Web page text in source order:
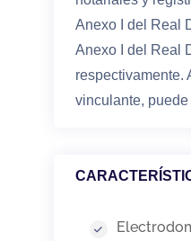
Anexo I del Real
Anexo I del Real
respectivamente.
vinculante,